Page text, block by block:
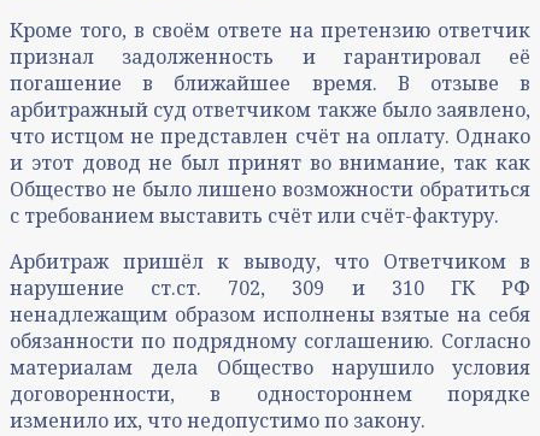
Кроме того, в своём ответе на претензию ответчик
признал задолженность и гарантировал её
погашение в ближайшее время. В отзыве в
арбитражный суд ответчиком также было заявлено,
что истцом не представлен счёт на оплату. Однако
и этот довод не был принят во внимание, так как
Общество не было лишено возможности обратиться
с требованием выставить счёт или счёт-фактуру.
Арбитраж пришёл к выводу, что Ответчиком в
нарушение ст.ст. 702, 309 и 310 ГК РФ
ненадлежащим образом исполнены взятые на себя
обязанности по подрядному соглашению. Согласно
материалам дела Общество нарушило условия
договоренности, в одностороннем порядке
изменило их, что недопустимо по закону.